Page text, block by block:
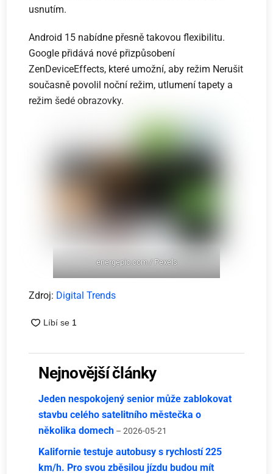
usnutím.
Android 15 nabídne přesně takovou flexibilitu.
Google přidává nové přizpůsobení
ZenDeviceEffects, které umožní, aby režim Nerušit
současně povolil noční režim, utlumení tapety a
režim šedé obrazovky.
energepic.com / Pexels
Zdroj: Digital Trends
Nejnovější články
Jeden nespokojený senior může zablokovat
stavbu celého satelitního městečka o
několika domech – 2026-05-21
Kalifornie testuje autobusy s rychlostí 225
km/h. Pro svou zběsilou jízdu budou mít